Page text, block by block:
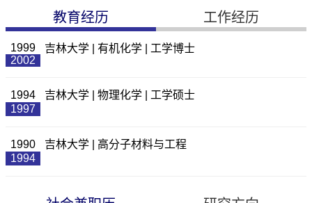
教育经历 工作经历
1999
2002
吉林大学 | 有机化学 | 工学博士
1994
1997
吉林大学 | 物理化学 | 工学硕士
1990
1994
吉林大学 | 高分子材料与工程